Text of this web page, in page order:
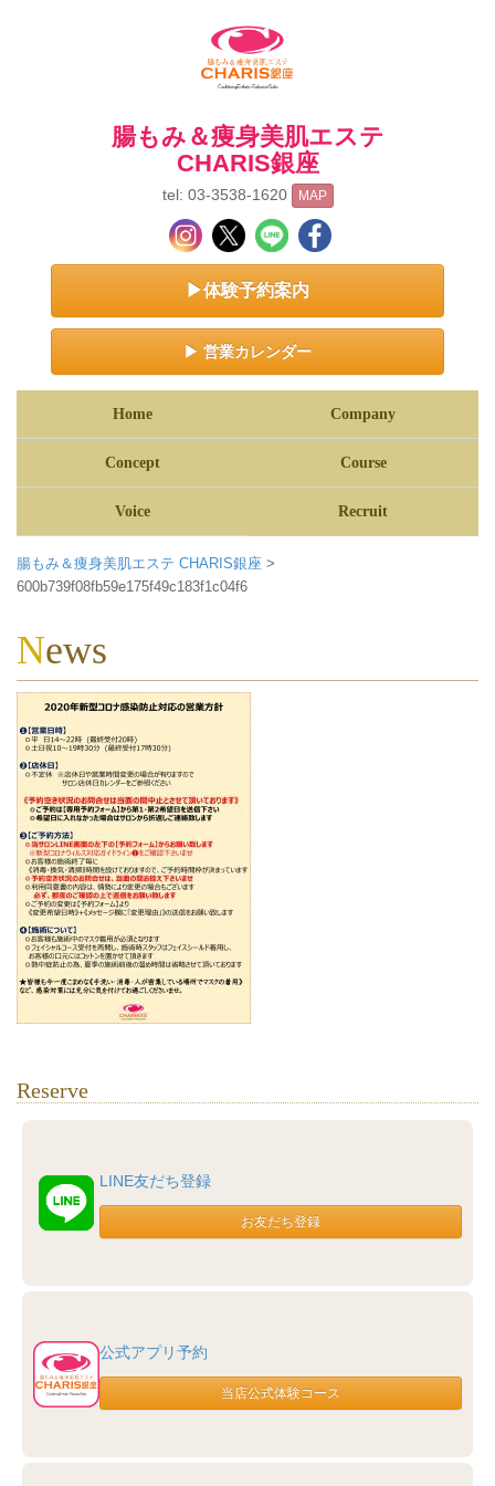
腸もみ＆痩身美肌エステ
CHARIS銀座
tel: 03-3538-1620 MAP
▶体験予約案内
▶ 営業カレンダー
Home Company
Concept Course
Voice Recruit
腸もみ＆痩身美肌エステ CHARIS銀座 >
600b739f08fb59e175f49c183f1c04f6
News
Reserve
LINE友だち登録
公式アプリ予約